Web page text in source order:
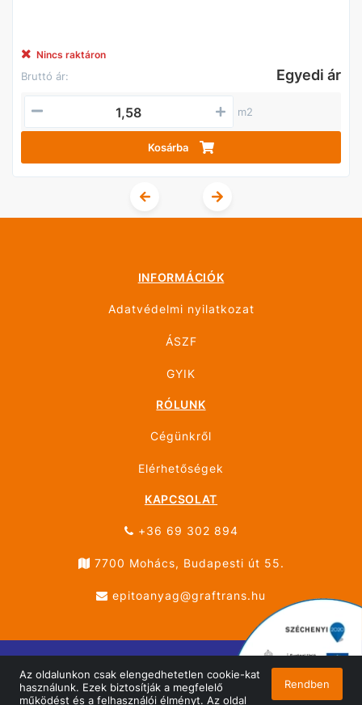
Az oldalunkon csak elengedhetetlen cookie-kat
használunk. Ezek biztosítják a megfelelő
működést és a felhasználói élményt. Az oldal
Rendben
Nincs raktáron
Bruttó ár: Egyedi ár
m2
Kosárba
INFORMÁCIÓK
Adatvédelmi nyilatkozat
ÁSZF
GYIK
RÓLUNK
Cégünkről
Elérhetőségek
KAPCSOLAT
+36 69 302 894
7700 Mohács, Budapesti út 55.
epitoanyag@graftrans.hu
© ÚJHÁZ GRÁF TRANS MOHÁCS 2026 Minden jog
fenntartva!